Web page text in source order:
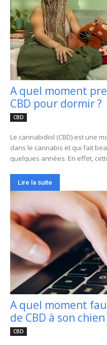
A quel moment
CBD pour dormir ?
CBD
Le cannabidiol (CBD) est une
dans le cannabis et qui fait
quelques années. En effet,
Lire la suite
A quel moment
de CBD à son chien
CBD